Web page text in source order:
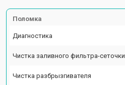
Поломка
Диагностика
Чистка заливного фильтра-сеточки
Чистка разбрызгивателя